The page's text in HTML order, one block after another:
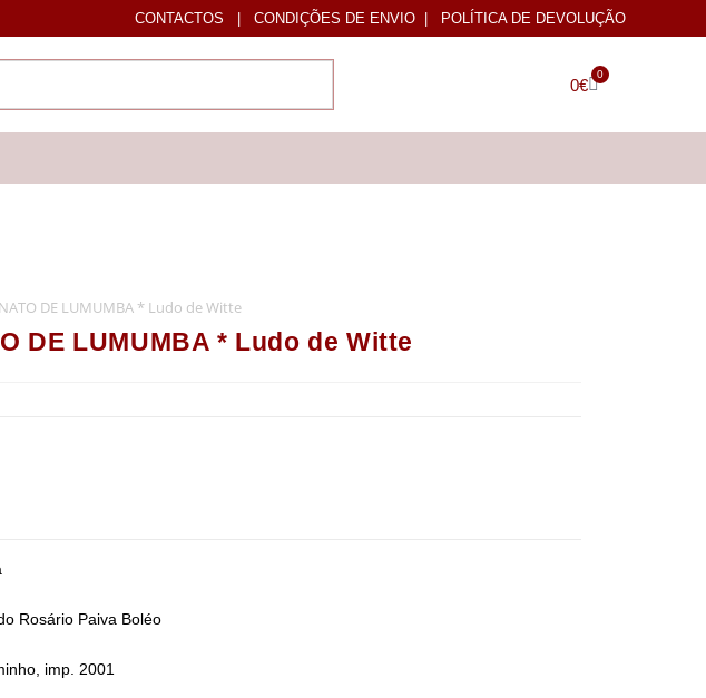
CONTACTOS | CONDIÇÕES DE ENVIO | POLÍTICA DE DEVOLUÇÃO
0€
0
DE LUMUMBA * Ludo de Witte
DE LUMUMBA * Ludo de Witte
Rosário Paiva Boléo
imp. 2001